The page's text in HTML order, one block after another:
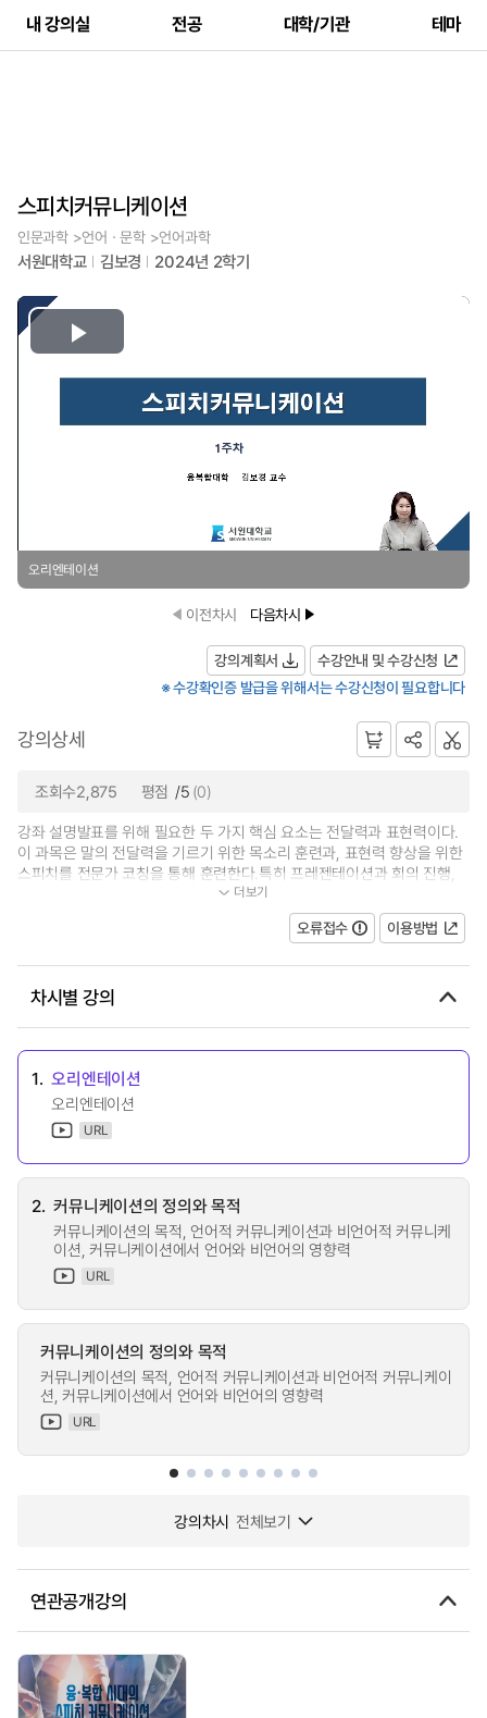
내 강의실 전공 대학/기관 테마
스피치커뮤니케이션
인문과학 >언어ㆍ문학 >언어과학
서원대학교 김보경 2024년 2학기
Play
Video
오리엔테이션
이전차시 다음차시
강의계획서
수강안내 및 수강신청
※ 수강확인증 발급을 위해서는 수강신청이 필요합니다
강의상세
조회수2,875 평점 /5 (0)
강좌 설명발표를 위해 필요한 두 가지 핵심 요소는 전달력과 표현력이다.
이 과목은 말의 전달력을 기르기 위한 목소리 훈련과, 표현력 향상을 위한
스피치를 전문가 코칭을 통해 훈련한다.특히 프레젠테이션과 회의 진행,
발표에 대한 부담감에서 벗어나 자...더보기
오류접수 이용방법
차시별 강의
1. 오리엔테이션
오리엔테이션
URL
2. 커뮤니케이션의 정의와 목적
커뮤니케이션의 목적, 언어적 커뮤니케이션과 비언어적 커뮤니케
이션, 커뮤니케이션에서 언어와 비언어의 영향력
URL
커뮤니케이션의 정의와 목적
커뮤니케이션의 목적, 언어적 커뮤니케이션과 비언어적 커뮤니케이
션, 커뮤니케이션에서 언어와 비언어의 영향력
URL
강의차시 전체보기
연관공개강의